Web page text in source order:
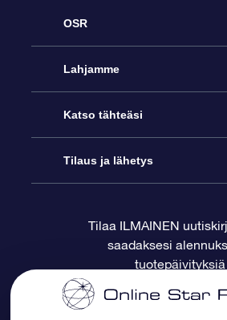
OSR
Palvelu
Ota meihin yhteyttä
Blogi
Arvostelut
Lahjamme
Online Star -lahja
OSR-lahjapakkaus
OSR-lahjakortti
Yrityslahjat
Katso tähteäsi
Star Register
Henkilökohtainen Tähtisivu
One Million Stars
Tilaus ja lähetys
Maksutiedot
Toimitustiedot
Tilaa ILMAINEN
saadaksesi
tuotepäivityksiä